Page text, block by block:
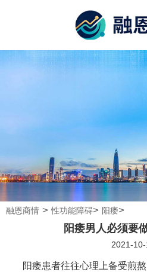
融恩商情 >性功能障碍> 阳痿>
阳痿男人必须要
2021-
阳痿患者往往心理上备受煎